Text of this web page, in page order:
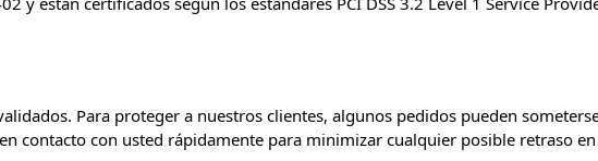
Para proteger a nuestros clientes, algunos pedidos pueden
contacto con usted rápidamente para minimizar cualquier posible retraso